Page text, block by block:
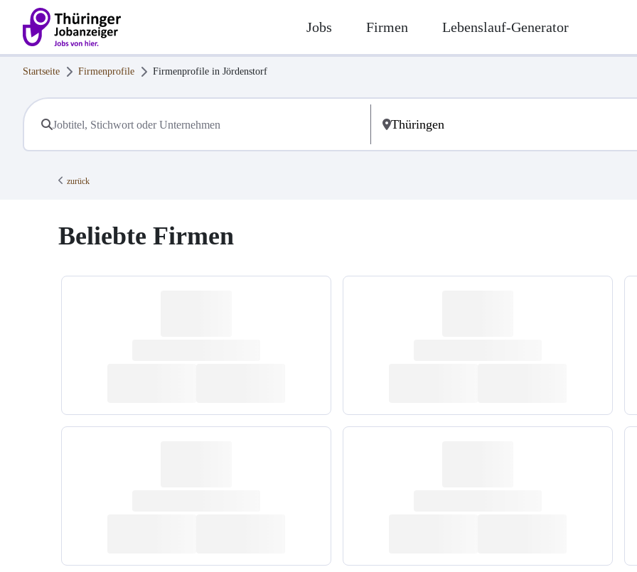
Jobs Firmen Lebenslauf-Generator
Startseite Firmenprofile Firmenprofile in Jördenstorf
zurück
Beliebte Firmen